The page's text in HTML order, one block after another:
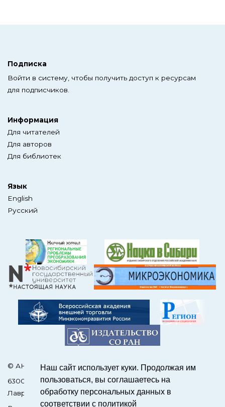
Наш сайт использует куки. Продолжая им
пользоваться, вы соглашаетесь на
обработку персональных данных в
соответствии с политикой
Подписка
Войти в систему, чтобы получить доступ к ресурсам
для подписчиков.
Информация
Для читателей
Для авторов
Для библиотек
Язык
English
Русский
© АНО Редакция журнала «ЭКО»
630090, Россия, Новосибирск, пр. Академика
Лаврентьева, 17